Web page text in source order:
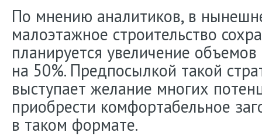
По мнению аналитиков, в
малоэтажное строительство
планируется увеличение
на 50%. Предпосылкой такой
выступает желание многих
приобрести комфортабельное
в таком формате.